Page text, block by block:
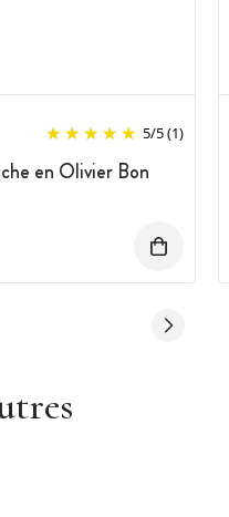
5/5(1)
en Olivier Bon